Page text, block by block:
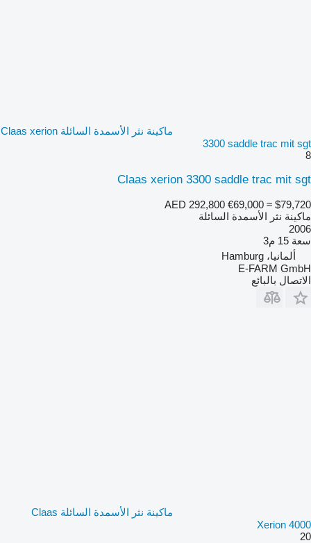
ماكينة نثر الأسمدة السائلة Claas xerion
3300 saddle trac mit sgt
8
Claas xerion 3300 saddle trac mit sgt
AED 292,800 €69,000 ≈ $79,720
ماكينة نثر الأسمدة السائلة
2006
سعة 15 م3
ألمانيا، Hamburg
E-FARM GmbH
الاتصال بالبائع
ماكينة نثر الأسمدة السائلة Claas
Xerion 4000
20